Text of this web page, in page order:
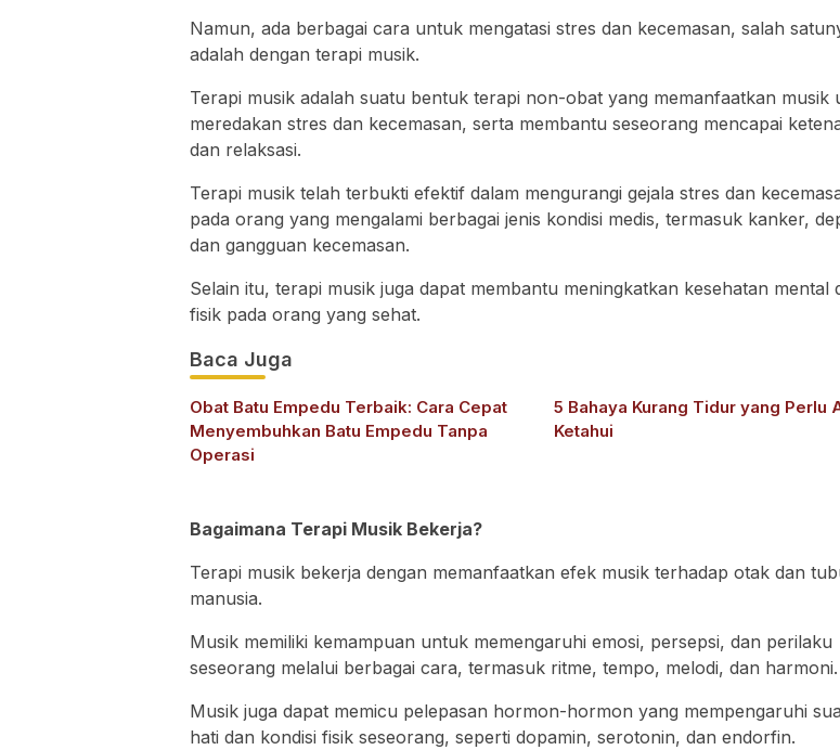
Namun, ada berbagai cara untuk mengatasi stres dan kecemasan, salah
adalah dengan terapi musik.
Terapi musik adalah suatu bentuk terapi non-obat yang memanfaatkan musik
meredakan stres dan kecemasan, serta membantu seseorang mencapai
dan relaksasi.
Terapi musik telah terbukti efektif dalam mengurangi gejala stres dan
pada orang yang mengalami berbagai jenis kondisi medis, termasuk kanker,
dan gangguan kecemasan.
Selain itu, terapi musik juga dapat membantu meningkatkan kesehatan mental
fisik pada orang yang sehat.
Baca Juga
Obat Batu Empedu Terbaik: Cara Cepat
Menyembuhkan Batu Empedu Tanpa
Operasi
5 Bahaya Kurang Tidur yang Perlu
Ketahui
Bagaimana Terapi Musik Bekerja?
Terapi musik bekerja dengan memanfaatkan efek musik terhadap otak dan
manusia.
Musik memiliki kemampuan untuk memengaruhi emosi, persepsi, dan perilaku
seseorang melalui berbagai cara, termasuk ritme, tempo, melodi, dan harmoni.
Musik juga dapat memicu pelepasan hormon-hormon yang mempengaruhi
hati dan kondisi fisik seseorang, seperti dopamin, serotonin, dan endorfin.